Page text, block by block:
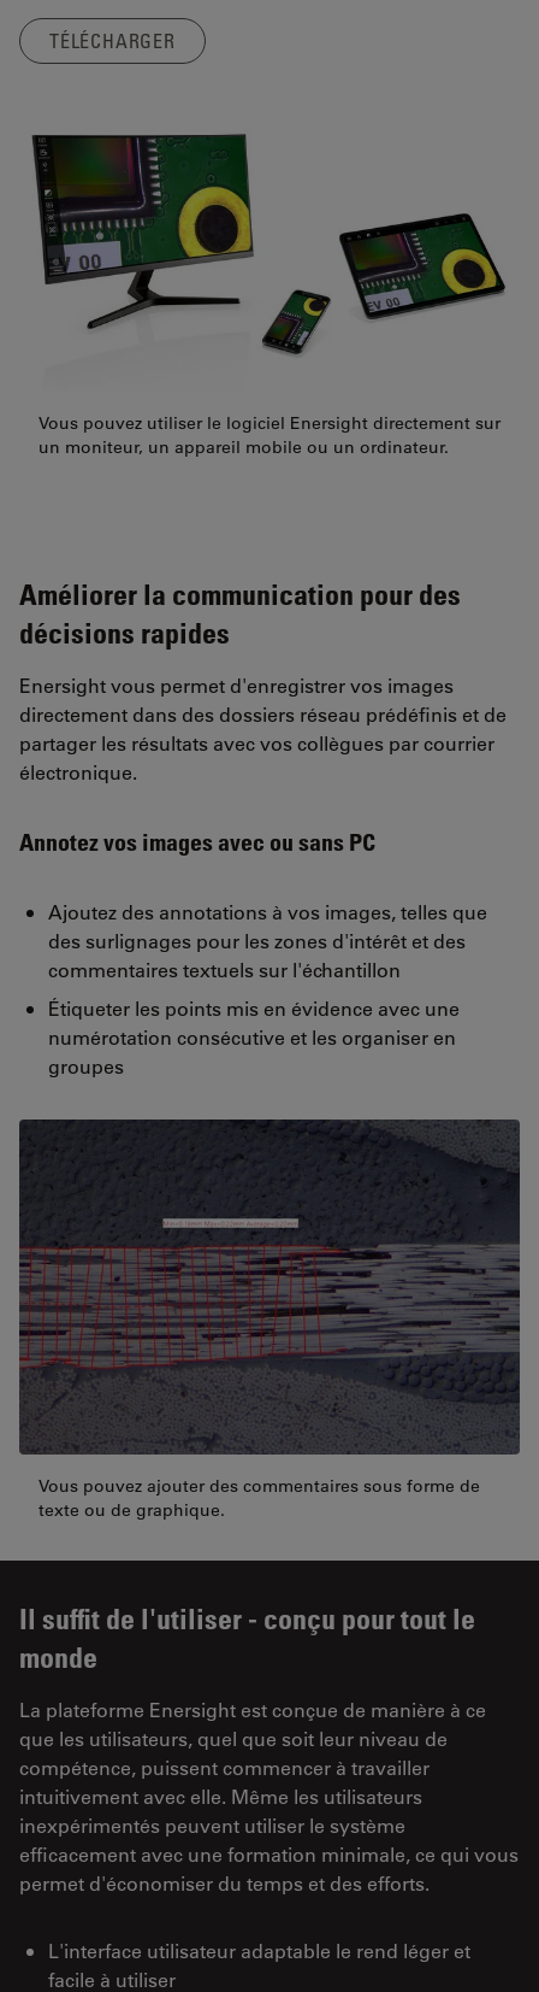
TÉLÉCHARGER
Vous pouvez utiliser le logiciel Enersight directement sur
un moniteur, un appareil mobile ou un ordinateur.
Améliorer la communication pour des
décisions rapides
Enersight vous permet d'enregistrer vos images
directement dans des dossiers réseau prédéfinis et de
partager les résultats avec vos collègues par courrier
électronique.
Annotez vos images avec ou sans PC
Ajoutez des annotations à vos images, telles que
des surlignages pour les zones d'intérêt et des
commentaires textuels sur l'échantillon
Étiqueter les points mis en évidence avec une
numérotation consécutive et les organiser en
groupes
Vous pouvez ajouter des commentaires sous forme de
texte ou de graphique.
Il suffit de l'utiliser - conçu pour tout le
monde
La plateforme Enersight est conçue de manière à ce
que les utilisateurs, quel que soit leur niveau de
compétence, puissent commencer à travailler
intuitivement avec elle. Même les utilisateurs
inexpérimentés peuvent utiliser le système
efficacement avec une formation minimale, ce qui vous
permet d'économiser du temps et des efforts.
L'interface utilisateur adaptable le rend léger et
facile à utiliser